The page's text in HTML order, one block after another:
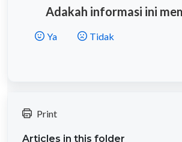
Adakah informasi ini
Tidak
Ya
Print
Articles in this folder